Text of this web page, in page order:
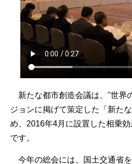
新たな都市創造会議は、"世界
ジョンに掲げて策定した「新た
め、2016年4月に設置した相乗
です。
今年の総会には、国土交通省